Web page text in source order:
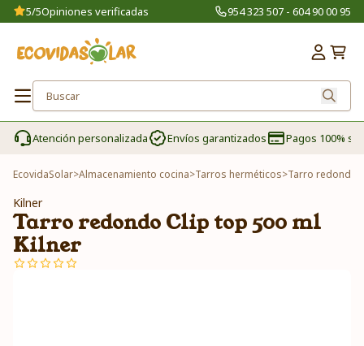
5/5Opiniones verificadas 954 323 507 - 604 90 00 95
Atención personalizada Envíos garantizados Pagos 100%
EcovidaSolar>Almacenamiento cocina>Tarros herméticos>Tarro redondo
Kilner
Tarro redondo Clip top 500 ml
Kilner